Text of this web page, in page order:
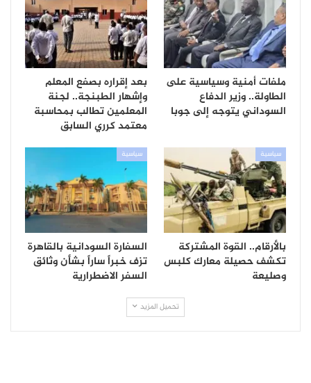
ملفات أمنية وسياسية على
الطاولة.. وزير الدفاع
السوداني يتوجه إلى جوبا
بعد إقراره بصفع المعلم
وإشهار الطبنجة.. لجنة
المعلمين تطالب بمحاسبة
معتمد كرري السابق
سياسية
بالأرقام.. القوة المشتركة
تكشف حصيلة معارك كلبس
وصليعة
سياسية
السفارة السودانية بالقاهرة
تزف خبراً ساراً بشأن وثائق
السفر الاضطرارية
تحميل المزيد